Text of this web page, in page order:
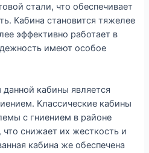
стали, что обеспечивает
Кабина становится тяжелее
эффективно работает в
имеют особое
кабины является
Классические кабины
с гниением в районе
что снижает их жесткость и
кабина же обеспечена